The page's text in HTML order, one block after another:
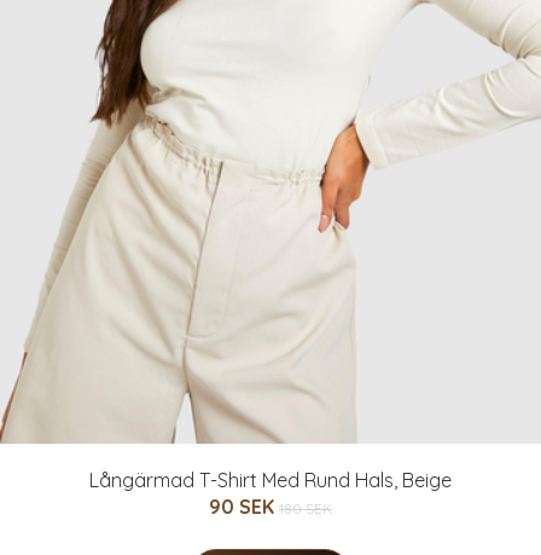
Långärmad T-Shirt Med Rund Hals, Beige
90 SEK 180 SEK